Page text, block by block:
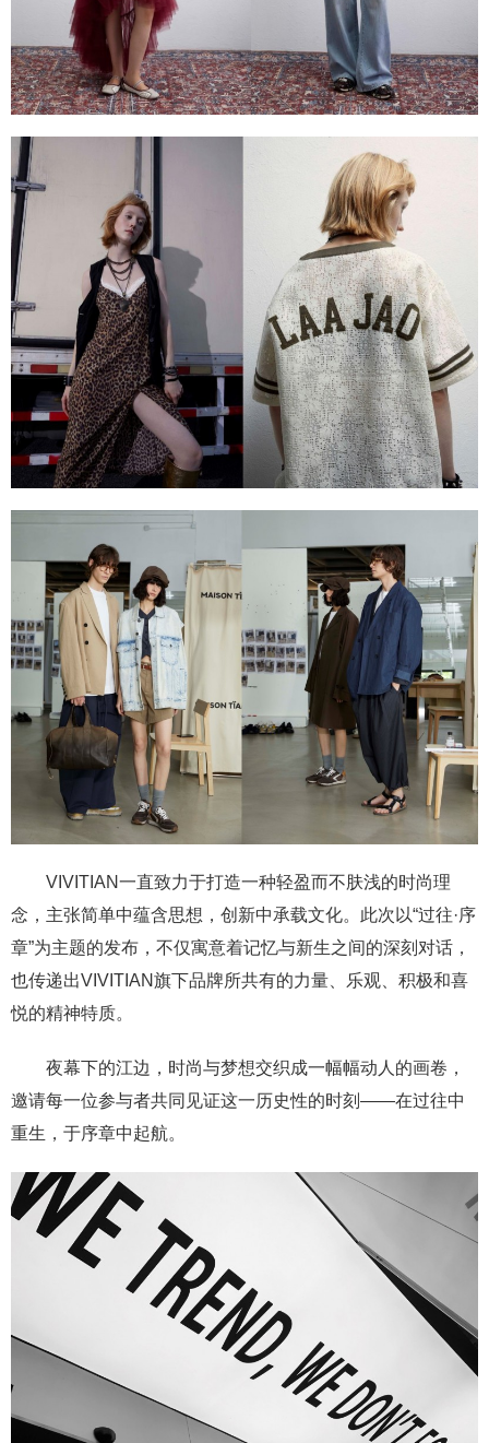
VIVITIAN一直致力于打造一种轻盈而不肤浅的时尚理
念，主张简单中蕴含思想，创新中承载文化。此次以“过往·序
章”为主题的发布，不仅寓意着记忆与新生之间的深刻对话，
也传递出VIVITIAN旗下品牌所共有的力量、乐观、积极和喜
悦的精神特质。
夜幕下的江边，时尚与梦想交织成一幅幅动人的画卷，
邀请每一位参与者共同见证这一历史性的时刻——在过往中
重生，于序章中起航。